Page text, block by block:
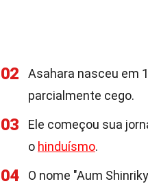
02 Asahara nasceu em
parcialmente cego.
03
Ele começou sua
o hinduísmo.
04
O nome "Aum